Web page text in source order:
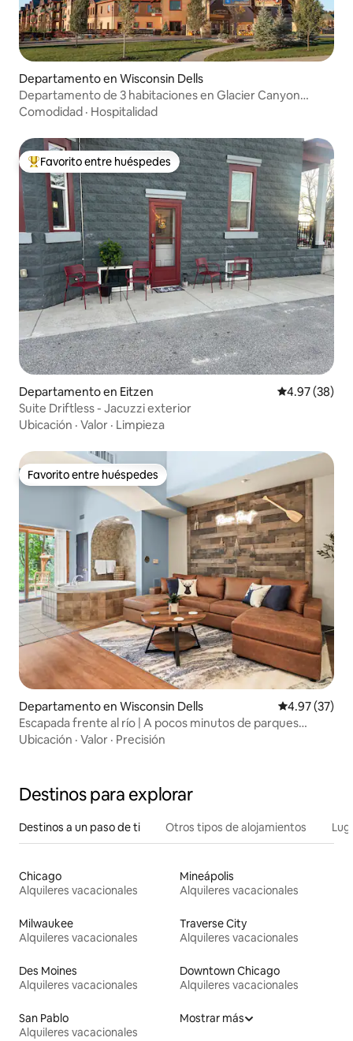
Departamento en Wisconsin Dells
Departamento de 3 habitaciones en Glacier Canyon
Resort
Comodidad · Hospitalidad
De los mejores en Favorito entre huéspedes
Favorito entre huéspedes
Departamento en Eitzen Calificación
4.97 (38)
Suite Driftless - Jacuzzi exterior
Ubicación · Valor · Limpieza
Favorito entre huéspedes
Favorito entre huéspedes
Departamento en Wisconsin Dells Calificación
4.97 (37)
Escapada frente al río | A pocos minutos de parques
acuáticos y del centro
Ubicación · Valor · Precisión
Destinos para explorar
Destinos a un paso de ti Otros tipos de alojamientos
Chicago
Alquileres vacacionales
Mineápolis
Alquileres vacacionales
Milwaukee
Alquileres vacacionales
Traverse City
Alquileres vacacionales
Des Moines
Alquileres vacacionales
Downtown Chicago
Alquileres vacacionales
San Pablo
Alquileres vacacionales
Mostrar más